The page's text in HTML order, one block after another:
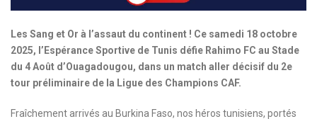
Les Sang et Or à l’assaut du continent ! Ce samedi 18 octobre
2025, l’Espérance Sportive de Tunis défie Rahimo FC au Stade
du 4 Août d’Ouagadougou, dans un match aller décisif du 2e
tour préliminaire de la Ligue des Champions CAF.
Fraîchement arrivés au Burkina Faso, nos héros tunisiens, portés